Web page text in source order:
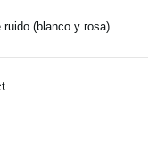
(blanco y rosa)